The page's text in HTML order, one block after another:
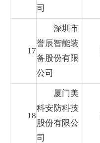
司
17
深圳市
誉辰智能装
备股份有限
公司
18
厦门美
科安防科技
股份有限公
司